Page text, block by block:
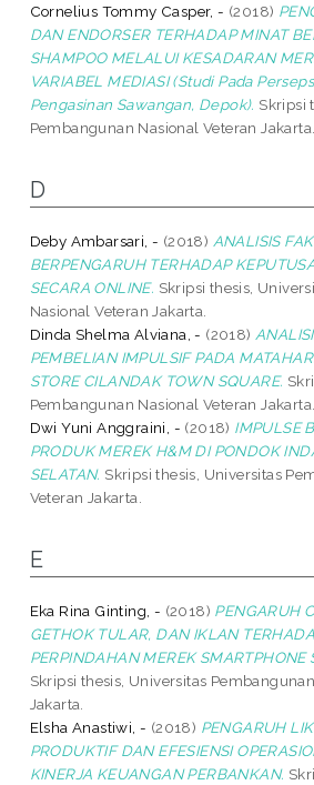
Cornelius Tommy Casper, - (2018)
DAN ENDORSER TERHADAP MINAT
SHAMPOO MELALUI KESADARAN
VARIABEL MEDIASI (Studi Pada
Pengasinan Sawangan, Depok). Skripsi
Pembangunan Nasional Veteran Jakarta.
D
Deby Ambarsari, - (2018) ANALISIS
BERPENGARUH TERHADAP
SECARA ONLINE. Skripsi thesis,
Nasional Veteran Jakarta.
Dinda Shelma Alviana, - (2018)
PEMBELIAN IMPULSIF PADA
STORE CILANDAK TOWN SQUARE.
Pembangunan Nasional Veteran Jakarta.
Dwi Yuni Anggraini, - (2018) IMPULSE
PRODUK MEREK H&M DI PONDOK
SELATAN. Skripsi thesis, Universitas
Veteran Jakarta.
E
Eka Rina Ginting, - (2018) PENGARUH
GETHOK TULAR, DAN IKLAN
PERPINDAHAN MEREK SMARTPHONE
Skripsi thesis, Universitas
Jakarta.
Elsha Anastiwi, - (2018) PENGARUH
PRODUKTIF DAN EFESIENSI
KINERJA KEUANGAN PERBANKAN.